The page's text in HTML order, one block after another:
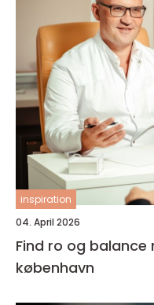
inspiration
04. April 2026
Find ro og balance
københavn